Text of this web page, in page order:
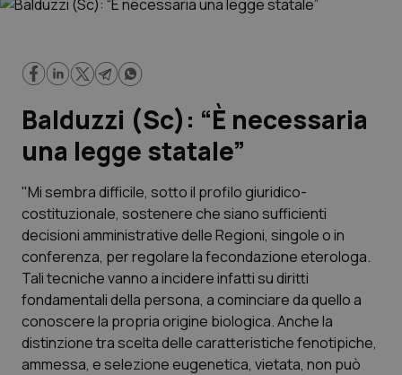
Cronache
Governo e Parlamento
Regioni e Asl
Lavoro e Professioni
Scienza e Farmaci
Studi e Analisi
Lettere al direttore
Balduzzi (Sc): “È necessaria
una legge statale”
"Mi sembra difficile, sotto il profilo giuridico-
costituzionale, sostenere che siano sufficienti
decisioni amministrative delle Regioni, singole o in
conferenza, per regolare la fecondazione eterologa.
Tali tecniche vanno a incidere infatti su diritti
fondamentali della persona, a cominciare da quello a
conoscere la propria origine biologica. Anche la
distinzione tra scelta delle caratteristiche fenotipiche,
ammessa, e selezione eugenetica, vietata, non può